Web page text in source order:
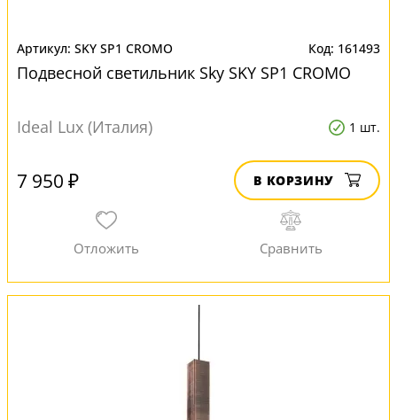
SKY SP1 CROMO 161493
Подвесной светильник Sky SKY SP1 CROMO
Ideal Lux (Италия) 1 шт.
7 950 ₽ В КОРЗИНУ